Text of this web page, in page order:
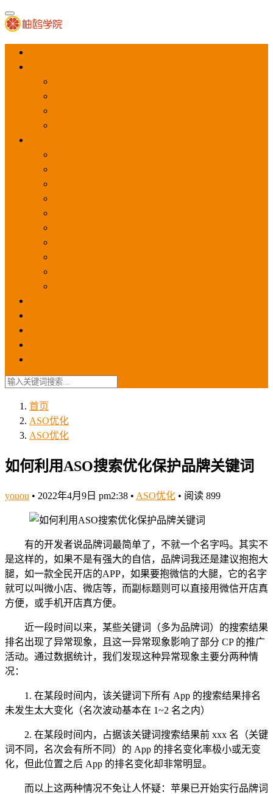
首页
ASO优化
ASO优化
如何利用ASO搜索优化保护品牌关键词
youou • 2022年4月9日 pm2:38 • ASO优化 • 阅读 899
有的开发者说品牌词最简单了，不就一个名字吗。其实不
是这样的，如果不是有强大的自信，品牌词我还是建议抱抱大
腿，如一款全民开店的APP，如果要抱微信的大腿，它的名字
就可以叫微小店、微店等，而副标题则可以直接用微信开店真
方便，或手机开店真方便。
近一段时间以来，某些关键词（多为品牌词）的搜索结果
排名出现了异常现象，且这一异常现象影响了部分 CP 的推广
活动。通过数据统计，我们发现这种异常现象主要分两种情
况：
1. 在某段时间内，该关键词下所有 App 的搜索结果排名
未发生太大变化（名次波动基本在 1~2 名之内）
2. 在某段时间内，占据该关键词搜索结果前 xxx 名（关键
词不同，名次会有所不同）的 App 的排名变化率极小或无变
化，但此位置之后 App 的排名变化却非常明显。
而以上这两种情况不免让人怀疑：苹果已开始实行品牌词